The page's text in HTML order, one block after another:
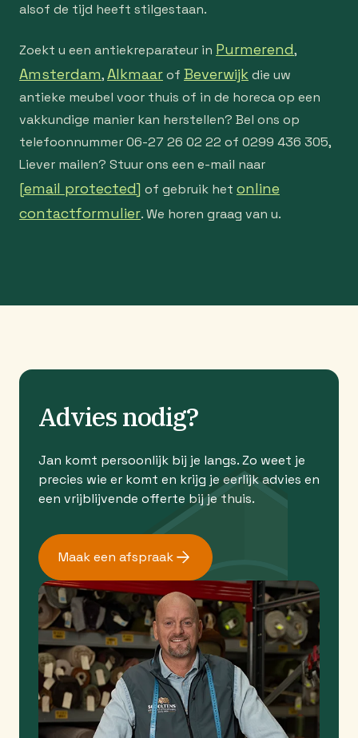
alsof de tijd heeft stilgestaan.
Zoekt u een antiekreparateur in Purmerend,
Amsterdam,Alkmaarof Beverwijk die uw
antieke meubel voor thuis of in de horeca op een
vakkundige manier kan herstellen? Bel ons op
telefoonnummer 06-27 26 02 22 of 0299 436 305,
Liever mailen? Stuur ons een e-mail naar
[email protected] of gebruik het online
contactformulier. We horen graag van u.
Advies nodig?
Jan komt persoonlijk bij je langs. Zo weet je
precies wie er komt en krijg je eerlijk advies en
een vrijblijvende offerte bij je thuis.
Maak een afspraak